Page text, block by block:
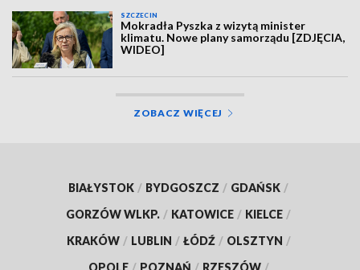
SZCZECIN
Mokradła Pyszka z wizytą minister
klimatu. Nowe plany samorządu [ZDJĘCIA,
WIDEO]
ZOBACZ WIĘCEJ
BIAŁYSTOK / BYDGOSZCZ / GDAŃSK /
GORZÓW WLKP. / KATOWICE / KIELCE /
KRAKÓW / LUBLIN / ŁÓDŹ / OLSZTYN /
OPOLE / POZNAŃ / RZESZÓW /